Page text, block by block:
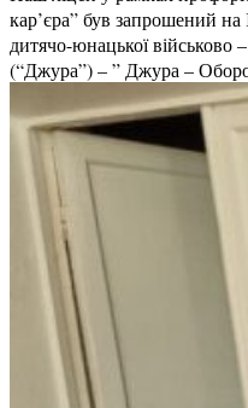
кар’єра” був запрошений на
дитячо-юнацької військово
(“Джура”) – ” Джура –